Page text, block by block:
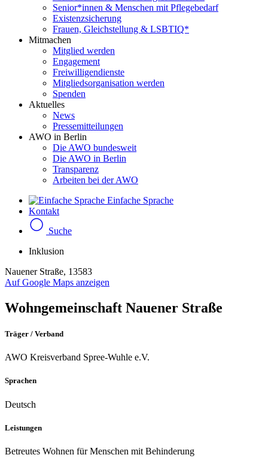
Senior*innen & Menschen mit Pflegebedarf
Existenzsicherung
Frauen, Gleichstellung & LSBTIQ*
Mitmachen
Mitglied werden
Engagement
Freiwilligendienste
Mitgliedsorganisation werden
Spenden
Aktuelles
News
Pressemitteilungen
AWO in Berlin
Die AWO bundesweit
Die AWO in Berlin
Transparenz
Arbeiten bei der AWO
Einfache Sprache
Kontakt
Suche
Inklusion
Nauener Straße, 13583
Auf Google Maps anzeigen
Wohngemeinschaft Nauener Straße
Träger / Verband
AWO Kreisverband Spree-Wuhle e.V.
Sprachen
Deutsch
Leistungen
Betreutes Wohnen für Menschen mit Behinderung